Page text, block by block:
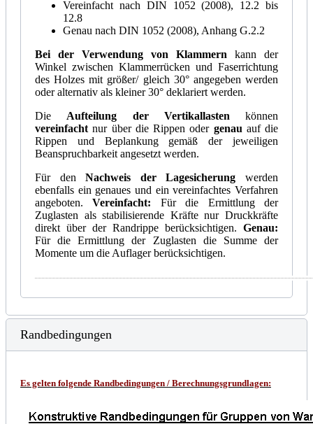
Vereinfacht nach DIN 1052 (2008), 12.2 bis
12.8
Genau nach DIN 1052 (2008), Anhang G.2.2
Bei der Verwendung von Klammern kann der
Winkel zwischen Klammerrücken und Faserrichtung
des Holzes mit größer/ gleich 30° angegeben werden
oder alternativ als kleiner 30° deklariert werden.
DieAufteilung der Vertikallastenkönnen
vereinfachtnur über die Rippen oder genauauf die
Rippen und Beplankung gemäß der jeweiligen
Beanspruchbarkeit angesetzt werden.
Für denNachweis der Lagesicherung werden
ebenfalls ein genaues und ein vereinfachtes Verfahren
angeboten.Vereinfacht: Für die Ermittlung der
Zuglasten als stabilisierende Kräfte nur Druckkräfte
direkt über der Randrippe berücksichtigen. Genau:
Für die Ermittlung der Zuglasten die Summe der
Momente um die Auflager berücksichtigen.
Randbedingungen
Es gelten folgende Randbedingungen / Berechnungsgrundlagen: